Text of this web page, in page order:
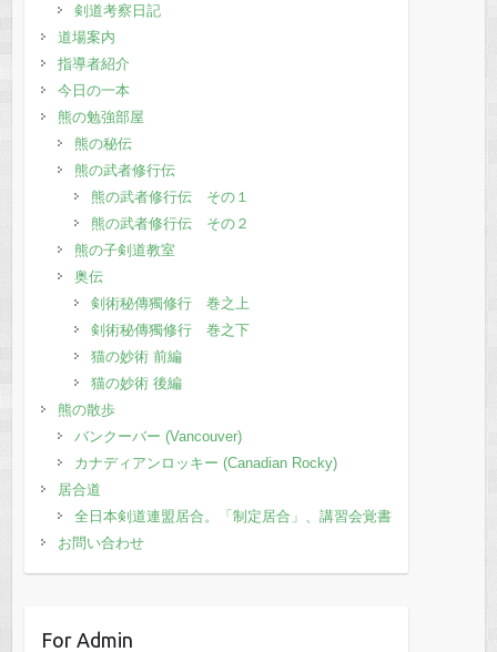
剣道考察日記
道場案内
指導者紹介
今日の一本
熊の勉強部屋
熊の秘伝
熊の武者修行伝
熊の武者修行伝 その１
熊の武者修行伝 その２
熊の子剣道教室
奥伝
剣術秘傳獨修行 巻之上
剣術秘傳獨修行 巻之下
猫の妙術 前編
猫の妙術 後編
熊の散歩
バンクーバー (Vancouver)
カナディアンロッキー (Canadian Rocky)
居合道
全日本剣道連盟居合。「制定居合」、講習会覚書
お問い合わせ
For Admin